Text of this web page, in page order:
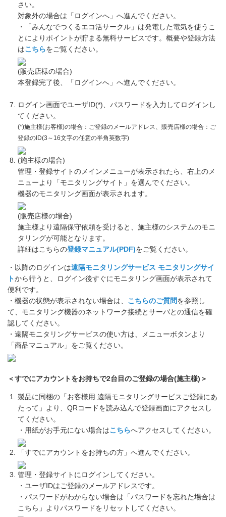
さい。
対象外の場合は「ログインへ」へ進んでください。
・「みんなでつくるエコ活サークル」は発電した電気を使うこ
とによりポイントが貯まる無料サービスです。概要や登録方法
はこちらをご覧ください。
(販売店様の場合)
本登録完了後、「ログインへ」へ進んでください。
ログイン画面でユーザID(*)、パスワードを入力してログインし
てください。
(*)施主様(お客様)の場合：ご登録のメールアドレス、販売店様の場合：ご
登録のID(3～16文字の任意の半角英数字)
(施主様の場合)
管理・登録サイトのメインメニューが表示されたら、右上のメ
ニューより「モニタリングサイト」を選んでください。
機器のモニタリング画面が表示されます。
(販売店様の場合)
施主様より遠隔保守依頼を受けると、施主様のシステムのモニ
タリングが可能となります。
詳細はこちらの登録マニュアル(PDF)をご覧ください。
・以降のログインは遠隔モニタリングサービス モニタリングサイ
トから行うと、ログイン後すぐにモニタリング画面が表示されて
便利です。
・機器の状態が表示されない場合は、 こちらのご質問を参照し
て、モニタリング機器のネットワーク接続とサーバとの通信を確
認してください。
・遠隔モニタリングサービスの使い方は、メニューボタンより
「商品マニュアル」をご覧ください。
＜すでにアカウントをお持ちで2台目のご登録の場合(施主様)＞
製品に同梱の「お客様用 遠隔モニタリングサービスご登録にあ
たって」より、QRコードを読み込んで登録画面にアクセスし
てください。
・用紙がお手元にない場合はこちらへアクセスしてください。
「すでにアカウントをお持ちの方」へ進んでください。
管理・登録サイトにログインしてください。
・ユーザIDはご登録のメールアドレスです。
・パスワードがわからない場合は「パスワードを忘れた場合は
こちら」よりパスワードをリセットしてください。